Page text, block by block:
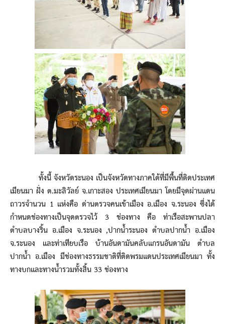
ทั้งนี้ จังหวัดระนอง เป็นจังหวัดทางภาคใต้ที่มีพื้นที่ติดประเทศ
เมียนมา ฝั่ง ต.มะลิวัลย์ จ.เกาะสอง ประเทศเมียนมา โดยมีจุดผ่านแดน
ถาวรจำนวน 1 แห่งคือ ด่านตรวจคนเข้าเมือง อ.เมือง จ.ระนอง ซึ่งได้
กำหนดช่องทางเป็นจุดตรวจไว้ 3 ช่องทาง คือ ท่าเรือสะพานปลา
ตำบลบางริ้น อ.เมือง จ.ระนอง ,ปากน้ำระนอง ตำบลปากน้ำ อ.เมือง
จ.ระนอง และท่าเทียบเรือ บ้านอันดามันคลับแกรนอันดามัน ตำบล
ปากน้ำ อ.เมือง มีช่องทางธรรมชาติที่ติดพรมแดนประเทศเมียนมา ทั้ง
ทางบกและทางน้ำรวมทั้งสิ้น 33 ช่องทาง